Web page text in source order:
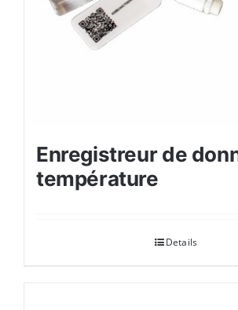
Enregistreur de
température
Details